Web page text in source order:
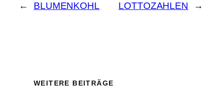
← BLUMENKOHL LOTTOZAHLEN →
WEITERE BEITRÄGE